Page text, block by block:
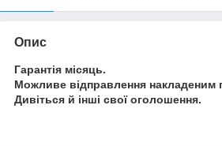
Опис
Гарантія місяць.
Можливе відправлення накладеним
Дивіться й інші свої оголошення.